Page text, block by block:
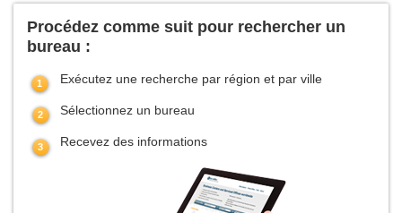
Procédez comme suit pour rechercher un
bureau :
Exécutez une recherche par région et par ville
Sélectionnez un bureau
Recevez des informations